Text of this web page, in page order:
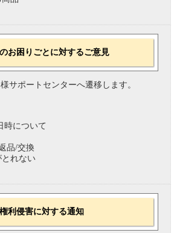
お困りごとに対するご意見
サポートセンターへ遷移します。
時について
品/交換
とれない
権利侵害に対する通知